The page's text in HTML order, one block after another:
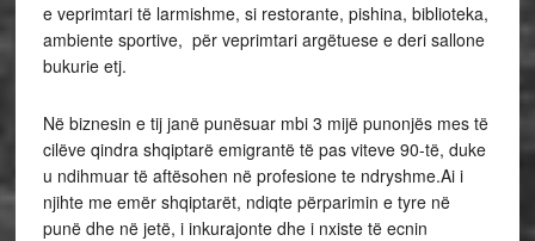
e veprimtari të larmishme, si restorante, pishina, biblioteka,
ambiente sportive, për veprimtari argëtuese e deri sallone
bukurie etj.
Në biznesin e tij janë punësuar mbi 3 mijë punonjës mes të
cilëve qindra shqiptarë emigrantë të pas viteve 90-të, duke
u ndihmuar të aftësohen në profesione te ndryshme.Ai i
njihte me emër shqiptarët, ndiqte përparimin e tyre në
punë dhe në jetë, i inkurajonte dhe i nxiste të ecnin